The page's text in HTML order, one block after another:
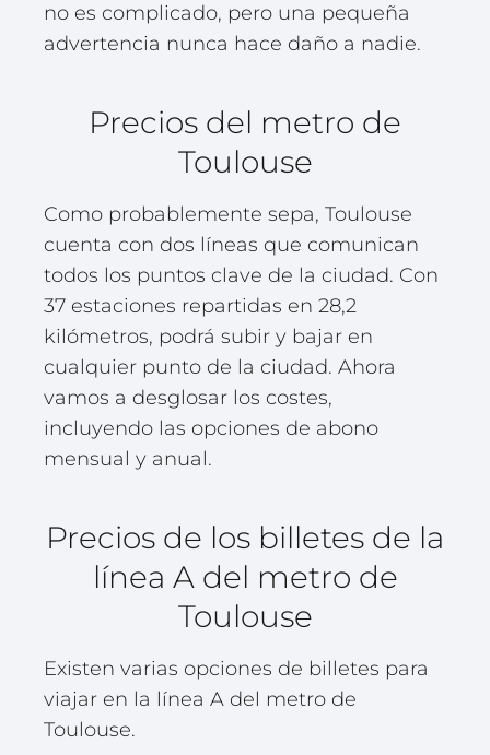
no es complicado, pero una pequeña
advertencia nunca hace daño a nadie.
Precios del metro de
Toulouse
Como probablemente sepa, Toulouse
cuenta con dos líneas que comunican
todos los puntos clave de la ciudad. Con
37 estaciones repartidas en 28,2
kilómetros, podrá subir y bajar en
cualquier punto de la ciudad. Ahora
vamos a desglosar los costes,
incluyendo las opciones de abono
mensual y anual.
Precios de los billetes de la
línea A del metro de
Toulouse
Existen varias opciones de billetes para
viajar en la línea A del metro de
Toulouse.